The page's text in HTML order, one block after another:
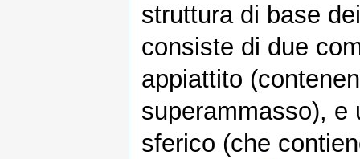
struttura di base
consiste di due
appiattito
superammasso), e
sferico (che